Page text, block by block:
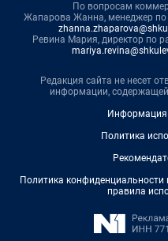
По вопросам
Жапарова Жанна, менеджер по
Ревина Мария, директор по
Редакция сайта не несет
информации,
Информация
Политика
Политика
правила